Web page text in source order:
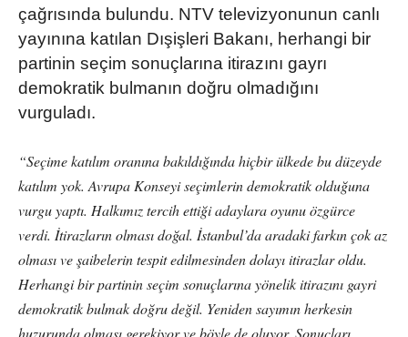
çağrısında bulundu. NTV televizyonunun canlı
yayınına katılan Dışişleri Bakanı, herhangi bir
partinin seçim sonuçlarına itirazını gayrı
demokratik bulmanın doğru olmadığını
vurguladı.
“Seçime katılım oranına bakıldığında hiçbir ülkede bu düzeyde
katılım yok. Avrupa Konseyi seçimlerin demokratik olduğuna
vurgu yaptı. Halkımız tercih ettiği adaylara oyunu özgürce
verdi. İtirazların olması doğal. İstanbul’da aradaki farkın çok az
olması ve şaibelerin tespit edilmesinden dolayı itirazlar oldu.
Herhangi bir partinin seçim sonuçlarına yönelik itirazını gayri
demokratik bulmak doğru değil. Yeniden sayımın herkesin
huzurunda olması gerekiyor ve böyle de oluyor. Sonuçları